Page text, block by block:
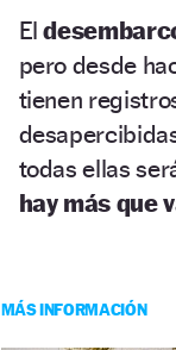
El
pero desde
tienen
todas ellas
hay más que
MÁS INFORMACIÓN